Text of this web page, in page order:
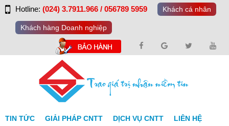
Hotline: (024) 3.7911.966 / 056789 5959 Khách cá nhân
Khách hàng Doanh nghiệp
TIN TỨC GIẢI PHÁP CNTT DỊCH VỤ CNTT
LIÊN HỆ